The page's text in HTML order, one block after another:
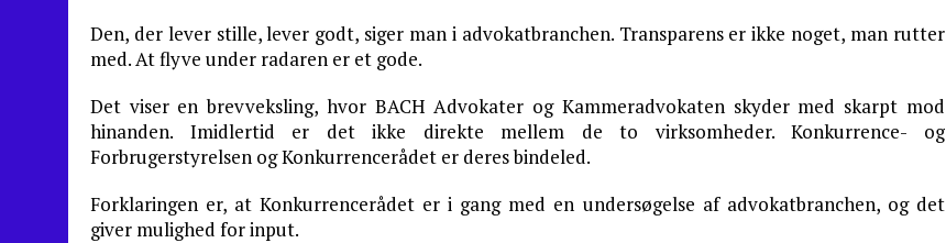
Den, der lever stille, lever godt, siger man i advokatbranchen. Transparens er ikke noget, man rutter
med. At flyve under radaren er et gode.
Det viser en brevveksling, hvor BACH Advokater og Kammeradvokaten skyder med skarpt mod
hinanden. Imidlertid er det ikke direkte mellem de to virksomheder. Konkurrence- og
Forbrugerstyrelsen og Konkurrencerådet er deres bindeled.
Forklaringen er, at Konkurrencerådet er i gang med en undersøgelse af advokatbranchen, og det
giver mulighed for input.